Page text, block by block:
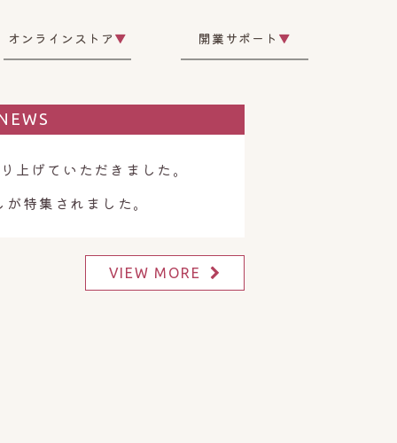
オンラインストア ▼ 開業サポート ▼
げていただきました。
特集されました。
VIEW MORE